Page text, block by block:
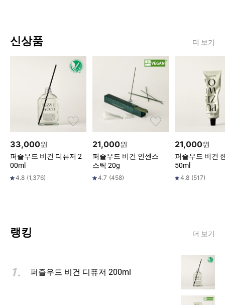
신상품 더 보기
33,000원
퍼즐우드 비건 디퓨저 2
00ml
4.8 (1,376)
21,000원
퍼즐우드 비건 인센스
스틱 20g
4.7 (458)
21,000원
퍼즐우드 비건
50ml
4.8 (517)
랭킹 더 보기
1. 퍼즐우드 비건 디퓨저 200ml